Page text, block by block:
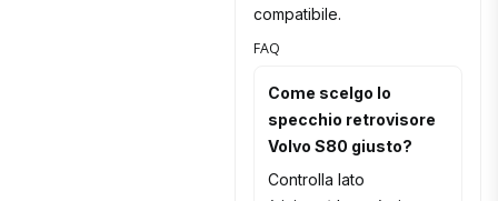
compatibile.
FAQ
Come scelgo lo
specchio retrovisore
Volvo S80 giusto?
Controlla lato